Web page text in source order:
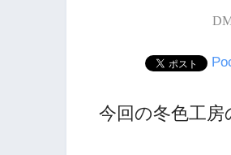
今回の冬色工房